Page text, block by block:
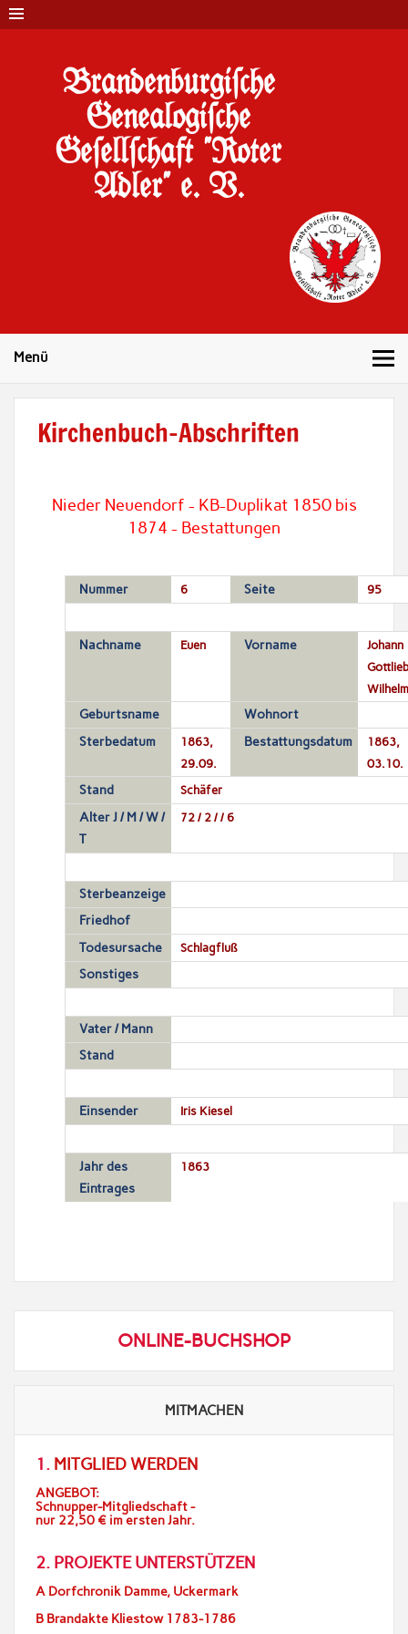
Brandenburgi#che
Genealogi#che
Ge#ell#chaft "Roter
Adler" e. V.
Menü
Kirchenbuch-Abschriften
Nieder Neuendorf - KB-Duplikat 1850 bis
1874 - Bestattungen
Nummer 6 Seite 95
Nachname Euen Vorname
Johann
Gottlieb
Wilhelm
Geburtsname
Wohnort
Sterbedatum
1863,
29.09.
Bestattungsdatum
1863,
03.10.
Stand Schäfer
Alter J / M / W /
T
72 / 2 / / 6
Sterbeanzeige
Friedhof
Todesursache
Schlagfluß
Sonstiges
Vater / Mann
Stand
Einsender Iris Kiesel
Jahr des
Eintrages
1863
ONLINE-BUCHSHOP
MITMACHEN
1. MITGLIED WERDEN
ANGEBOT:
Schnupper-Mitgliedschaft -
nur 22,50 € im ersten Jahr.
2. PROJEKTE UNTERSTÜTZEN
A Dorfchronik Damme, Uckermark
B Brandakte Kliestow 1783-1786